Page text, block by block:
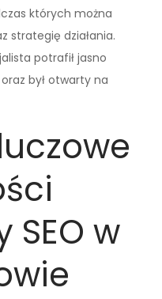
których można
strategię działania.
potrafił jasno
był otwarty na
w